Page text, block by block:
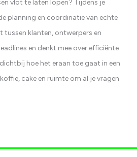
vlot te laten lopen? Tijdens je
planning en coördinatie van echte
tussen klanten, ontwerpers en
en denkt mee over efficiënte
hoe het eraan toe gaat in een
cake en ruimte om al je vragen